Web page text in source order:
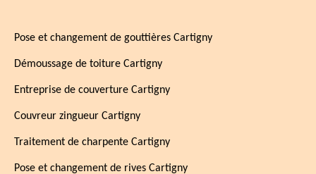
Pose et changement de gouttières Cartigny
Démoussage de toiture Cartigny
Entreprise de couverture Cartigny
Couvreur zingueur Cartigny
Traitement de charpente Cartigny
Pose et changement de rives Cartigny